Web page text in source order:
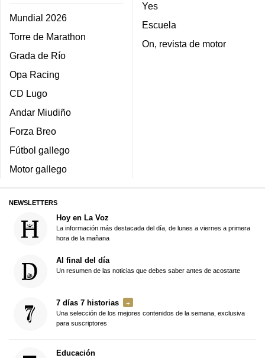
Mundial 2026
Torre de Marathon
Grada de Río
Opa Racing
CD Lugo
Andar Miudiño
Forza Breo
Fútbol gallego
Motor gallego
Yes
Escuela
On, revista de motor
NEWSLETTERS
Hoy en La Voz
La información más destacada del día, de lunes a viernes a primera
hora de la mañana
Al final del día
Un resumen de las noticias que debes saber antes de acostarte
7 días 7 historias
Una selección de los mejores contenidos de la semana, exclusiva
para suscriptores
Educación